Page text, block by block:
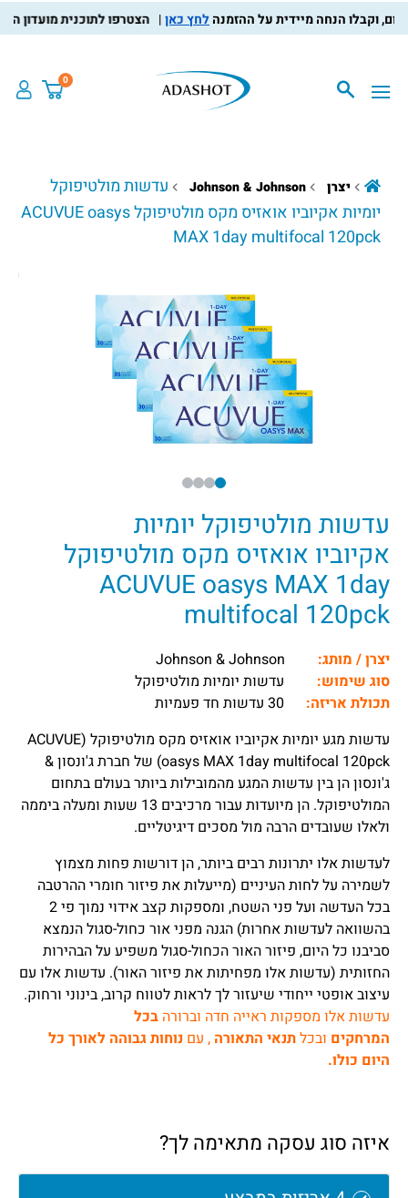
לחץ כאן הצטרפו לתוכנית מועדון
0
יצרן Johnson & Johnson
עדשות מולטיפוקל
יומיות אקיוביו אואזיס מקס מולטיפוקל ACUVUE oasys
MAX 1day multifocal 120pck
עדשות מולטיפוקל יומיות
אקיוביו אואזיס מקס מולטיפוקל
ACUVUE oasys MAX 1day
multifocal 120pck
יצרן / מותג:
סוג שימוש:
עדשות יומיות מולטיפוקל
תכולת אריזה:
עדשות מגע יומיות אקיוביו אואזיס מקס מולטיפוקל (ACUVUE
oasys MAX 1day multifocal 120pck) של חברת ג'ונסון &
ג'ונסון הן בין עדשות המגע מהמובילות ביותר בעולם בתחום
המולטיפוקל. הן מיועדות עבור מרכיבים 13 שעות ומעלה ביממה
ולאלו שעובדים הרבה מול מסכים דיגיטליים.
לעדשות אלו יתרונות רבים ביותר, הן דורשות פחות מצמוץ
לשמירה על לחות העיניים (מייעלות את פיזור חומרי ההרטבה
בכל העדשה ועל פני השטח, ומספקות קצב אידוי נמוך פי 2
בהשוואה לעדשות אחרות) הגנה מפני אור כחול-סגול הנמצא
סביבנו כל היום, פיזור האור הכחול-סגול משפיע על הבהירות
החזותית (עדשות אלו מפחיתות את פיזור האור). עדשות אלו עם
עיצוב אופטי ייחודי שיעזור לך לראות לטווח קרוב, בינוני ורחוק.
עדשות אלו מספקות ראייה חדה וברורה בכל
המרחקים ובכלתנאי התאורה , עם נוחות גבוהה לאורך כל
היום כולו.
איזה סוג עסקה מתאימה לך?